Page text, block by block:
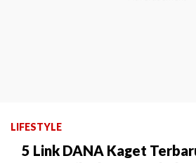
LIFESTYLE
5 Link DANA Kaget